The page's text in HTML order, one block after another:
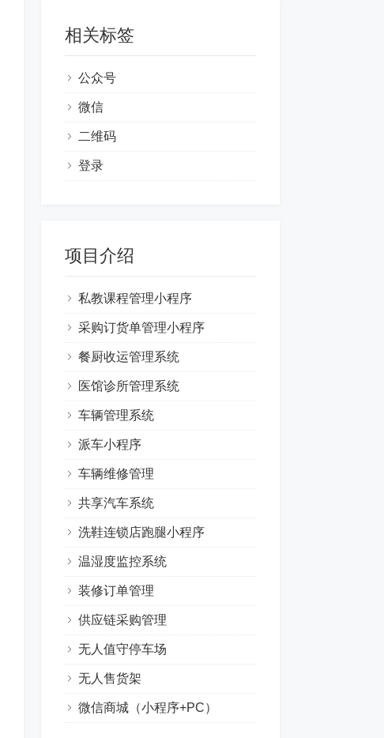
相关标签
公众号
微信
二维码
登录
项目介绍
私教课程管理小程序
采购订货单管理小程序
餐厨收运管理系统
医馆诊所管理系统
车辆管理系统
派车小程序
车辆维修管理
共享汽车系统
洗鞋连锁店跑腿小程序
温湿度监控系统
装修订单管理
供应链采购管理
无人值守停车场
无人售货架
微信商城（小程序+PC）